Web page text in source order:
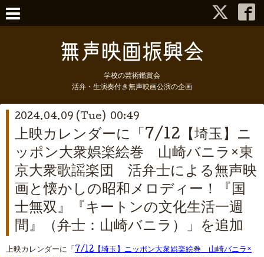
学校の芸術鑑賞会
活弁・生演奏付き無声映画公演の企画
2024.04.09 (Tue) 00:49
上映カレンダーに「7/12【埼玉】ニ
ッポン大衆娯楽絵巻 山崎バニラ×東
京大衆歌謡楽団 活弁士による無声映
画と懐かしの昭和メロディー！『国
士無双』『キートンの文化生活一週
間』（弁士：山崎バニラ）」を追加
上映カレンダーに「 7/12【埼玉】ニッポン大衆娯楽絵巻 山崎バニラ×